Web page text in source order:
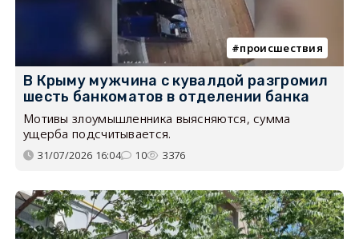
происшествия
В Крыму мужчина с кувалдой разгромил
шесть банкоматов в отделении банка
Мотивы злоумышленника выясняются, сумма
ущерба подсчитывается.
31/07/2026 16:04 10 3376